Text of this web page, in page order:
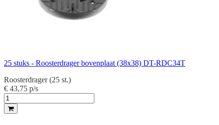
25 stuks - Roosterdrager bovenplaat (38x38) DT-RDC34T
Roosterdrager (25 st.)
€ 43,75 p/s